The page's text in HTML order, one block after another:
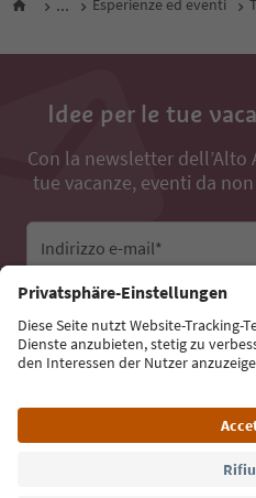
... Esperienze ed eventi
Idee per le tue
Con la newsletter dell’Alto
tue vacanze, eventi da
Indirizzo e-mail*
Iscriviti